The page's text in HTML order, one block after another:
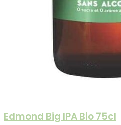
Edmond Big IPA Bio 75cl